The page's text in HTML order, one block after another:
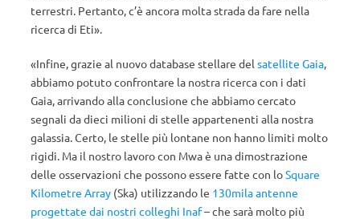
terrestri. Pertanto, c’è ancora molta strada da fare nella
ricerca di Eti».
«Infine, grazie al nuovo database stellare del satellite Gaia,
abbiamo potuto confrontare la nostra ricerca con i dati
Gaia, arrivando alla conclusione che abbiamo cercato
segnali da dieci milioni di stelle appartenenti alla nostra
galassia. Certo, le stelle più lontane non hanno limiti molto
rigidi. Ma il nostro lavoro con Mwa è una dimostrazione
delle osservazioni che possono essere fatte con loSquare
Kilometre Array (Ska) utilizzando le 130mila antenne
progettate dai nostri colleghi Inaf– che sarà molto più